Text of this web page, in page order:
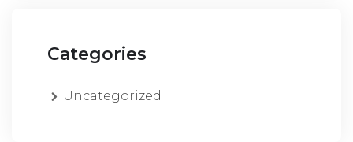
Categories
Uncategorized